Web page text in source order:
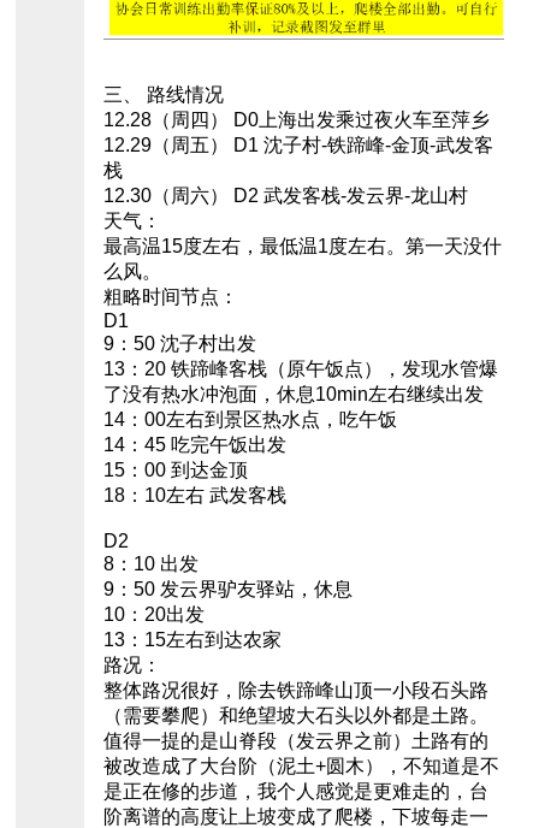
三、 路线情况
12.28（周四） D0上海出发乘过夜火车至萍乡
12.29（周五） D1 沈子村-铁蹄峰-金顶-武发客
栈
12.30（周六） D2 武发客栈-发云界-龙山村
天气：
最高温15度左右，最低温1度左右。第一天没什
么风。
粗略时间节点：
D1
9：50 沈子村出发
13：20 铁蹄峰客栈（原午饭点），发现水管爆
了没有热水冲泡面，休息10min左右继续出发
14：00左右到景区热水点，吃午饭
14：45 吃完午饭出发
15：00 到达金顶
18：10左右 武发客栈
D2
8：10 出发
9：50 发云界驴友驿站，休息
10：20出发
13：15左右到达农家
路况：
整体路况很好，除去铁蹄峰山顶一小段石头路
（需要攀爬）和绝望坡大石头以外都是土路。
值得一提的是山脊段（发云界之前）土路有的
被改造成了大台阶（泥土+圆木），不知道是不
是正在修的步道，我个人感觉是更难走的，台
阶离谱的高度让上坡变成了爬楼，下坡每走一